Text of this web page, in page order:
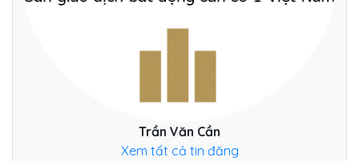
Trần Văn Cần
Xem tất cả tin đăng